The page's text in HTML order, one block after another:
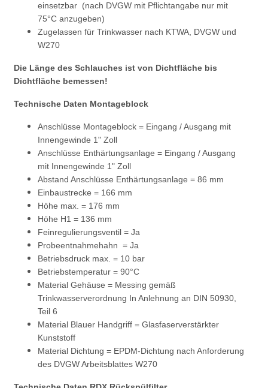
einsetzbar (nach DVGW mit Pflichtangabe nur mit
75°C anzugeben)
Zugelassen für Trinkwasser nach KTWA, DVGW und
W270
Die Länge des Schlauches ist von Dichtfläche bis
Dichtfläche bemessen!
Technische Daten Montageblock
Anschlüsse Montageblock = Eingang / Ausgang mit
Innengewinde 1" Zoll
Anschlüsse Enthärtungsanlage = Eingang / Ausgang
mit Innengewinde 1" Zoll
Abstand Anschlüsse Enthärtungsanlage = 86 mm
Einbaustrecke = 166 mm
Höhe max. = 176 mm
Höhe H1 = 136 mm
Feinregulierungsventil = Ja
Probeentnahmehahn = Ja
Betriebsdruck max. = 10 bar
Betriebstemperatur = 90°C
Material Gehäuse = Messing gemäß
Trinkwasserverordnung In Anlehnung an DIN 50930,
Teil 6
Material Blauer Handgriff = Glasfaserverstärkter
Kunststoff
Material Dichtung = EPDM-Dichtung nach Anforderung
des DVGW Arbeitsblattes W270